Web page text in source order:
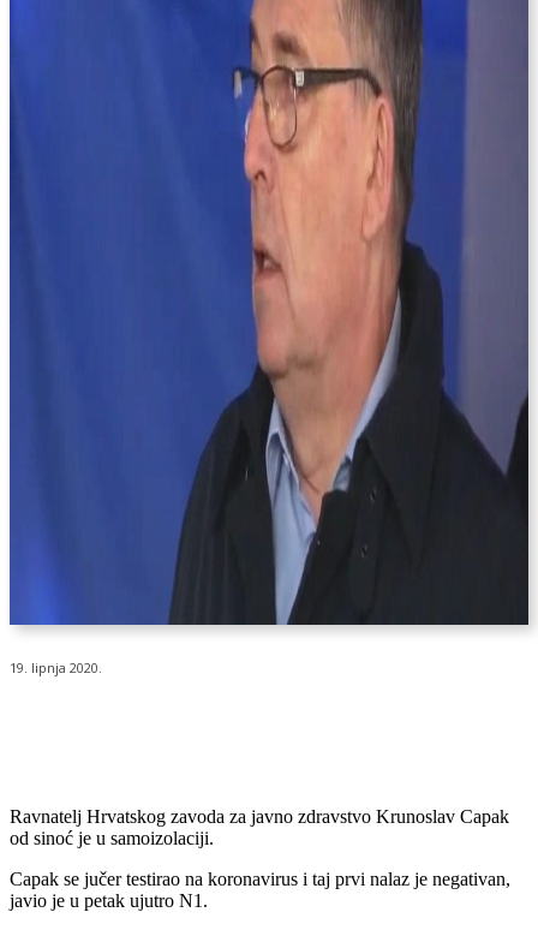
19. lipnja 2020.
Ravnatelj Hrvatskog zavoda za javno zdravstvo Krunoslav Capak
od sinoć je u samoizolaciji.
Capak se jučer testirao na koronavirus i taj prvi nalaz je negativan,
javio je u petak ujutro N1.